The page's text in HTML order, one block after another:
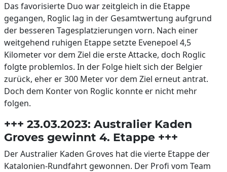
Das favorisierte Duo war zeitgleich in die Etappe
gegangen, Roglic lag in der Gesamtwertung aufgrund
der besseren Tagesplatzierungen vorn. Nach einer
weitgehend ruhigen Etappe setzte Evenepoel 4,5
Kilometer vor dem Ziel die erste Attacke, doch Roglic
folgte problemlos. In der Folge hielt sich der Belgier
zurück, eher er 300 Meter vor dem Ziel erneut antrat.
Doch dem Konter von Roglic konnte er nicht mehr
folgen.
+++ 23.03.2023: Australier Kaden
Groves gewinnt 4. Etappe +++
Der Australier Kaden Groves hat die vierte Etappe der
Katalonien-Rundfahrt gewonnen. Der Profi vom Team